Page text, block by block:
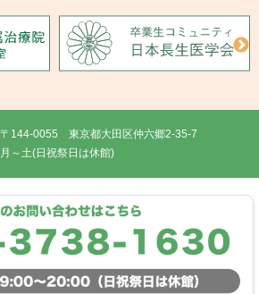
〒144-0055 東京都大田区仲六郷2-35-7
月～土(日祝祭日は休館)